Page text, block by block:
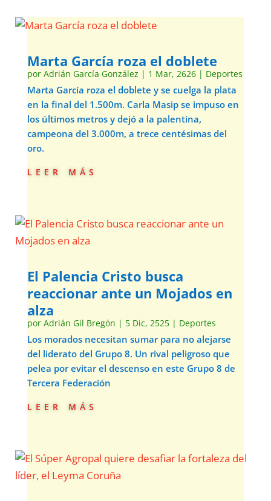
Marta García roza el doblete
por Adrián García González | 1 Mar, 2626| Deportes
Marta García roza el doblete y se cuelga la plata
en la final del 1.500m. Carla Masip se impuso en
los últimos metros y dejó a la palentina,
campeona del 3.000m, a trece centésimas del
oro.
leer más
El Palencia Cristo busca
reaccionar ante un Mojados en
alza
por Adrián Gil Bregón | 5 Dic, 2525| Deportes
Los morados necesitan sumar para no alejarse
del liderato del Grupo 8. Un rival peligroso que
pelea por evitar el descenso en este Grupo 8 de
Tercera Federación
leer más